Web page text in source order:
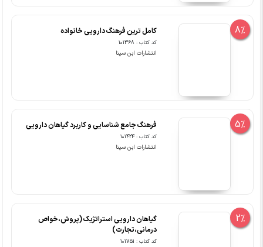
8% کامل ترین فرهنگ دارویی خانواده
کد کتاب : 101368
انتشارات ابن سینا
5% فرهنگ جامع شناسایی و کاربرد گیاهان دارویی
کد کتاب : 101424
انتشارات ابن سینا
2%
گیاهان دارویی استراتژیک (پروش،خواص
درمانی،تجارت)
کد کتاب : 101751